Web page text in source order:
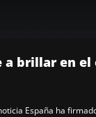
a brillar en el
España ha